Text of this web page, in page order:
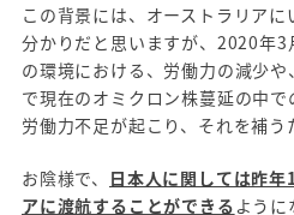
この背景には、オーストラリア
分かりだと思いますが、2020年3
の環境における、労働力の減少
で現在のオミクロン株蔓延の中
労働力不足が起こり、それを補う
お陰様で、 日本人に関しては昨
アに渡航することができるように